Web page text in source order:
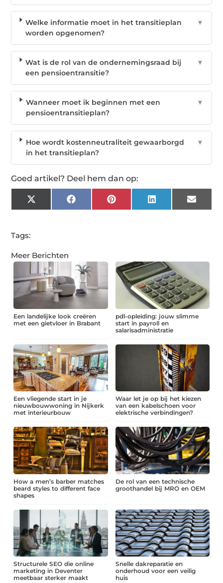
Welke informatie moet in het transitieplan
worden opgenomen?
▼
Wat is de rol van de ondernemingsraad bij
een pensioentransitie?
▼
Wanneer moet ik beginnen met een
pensioentransitieplan?
▼
Hoe wordt kostenneutraliteit gewaarborgd
in het transitieplan?
▼
Goed artikel? Deel hem dan op:
X
(Twitter)
Facebook Pinterest LinkedIn Email
Tags:
Meer Berichten
Een landelijke look creëren
met een gietvloer in Brabant
pdl-opleiding: jouw slimme
start in payroll en
salarisadministratie
Een vliegende start in je
nieuwbouwwoning in Nijkerk
met interieurbouw
Waar let je op bij het kiezen
van een kabelschoen voor
elektrische verbindingen?
How a men’s barber matches
beard styles to different face
shapes
De rol van een technische
groothandel bij MRO en OEM
Structurele SEO die online
marketing in Deventer
meetbaar sterker maakt
Snelle dakreparatie en
onderhoud voor een veilig
huis